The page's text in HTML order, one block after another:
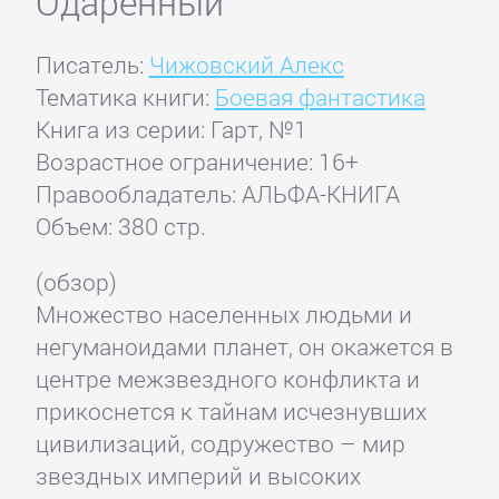
Писатель: Чижовский Алекс
Тематика книги: Боевая фантастика
Книга из серии: Гарт, №1
Возрастное ограничение: 16+
Правообладатель: АЛЬФА-КНИГА
Объем: 380 стр.
(обзор)
Множество населенных людьми и
негуманоидами планет, он окажется в
центре межзвездного конфликта и
прикоснется к тайнам исчезнувших
цивилизаций, содружество – мир
звездных империй и высоких